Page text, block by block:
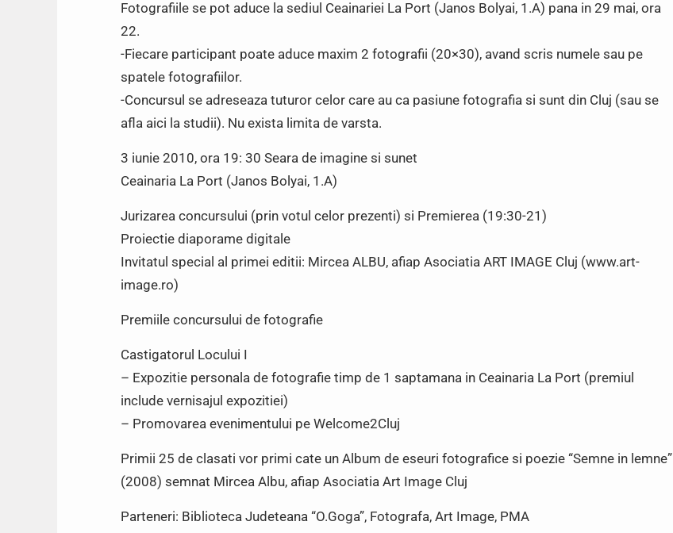
Fotografiile se pot aduce la sediul Ceainariei La Port (Janos Bolyai, 1.A) pana in 29 mai, ora
22.
-Fiecare participant poate aduce maxim 2 fotografii (20×30), avand scris numele sau pe
spatele fotografiilor.
-Concursul se adreseaza tuturor celor care au ca pasiune fotografia si sunt din Cluj (sau se
afla aici la studii). Nu exista limita de varsta.
3 iunie 2010, ora 19: 30 Seara de imagine si sunet
Ceainaria La Port (Janos Bolyai, 1.A)
Jurizarea concursului (prin votul celor prezenti) si Premierea (19:30-21)
Proiectie diaporame digitale
Invitatul special al primei editii: Mircea ALBU, afiap Asociatia ART IMAGE Cluj (www.art-
image.ro)
Premiile concursului de fotografie
Castigatorul Locului I
– Expozitie personala de fotografie timp de 1 saptamana in Ceainaria La Port (premiul
include vernisajul expozitiei)
– Promovarea evenimentului pe Welcome2Cluj
Primii 25 de clasati vor primi cate un Album de eseuri fotografice si poezie “Semne in lemne”
(2008) semnat Mircea Albu, afiap Asociatia Art Image Cluj
Parteneri: Biblioteca Judeteana “O.Goga”, Fotografa, Art Image, PMA